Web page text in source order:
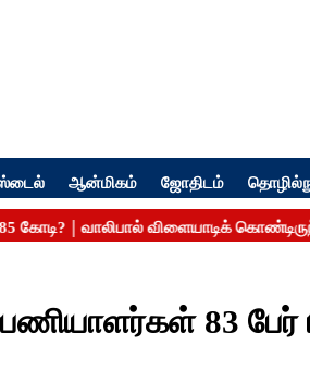
ஆன்மிகம் ஜோதிடம்
83 பேர்